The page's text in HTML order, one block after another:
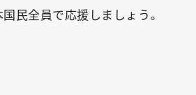
民全員で応援しましょう。